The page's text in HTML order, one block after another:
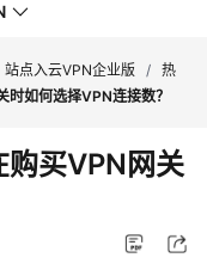
站点入云VPN企业版 / 热
如何选择VPN连接数？
买VPN网关